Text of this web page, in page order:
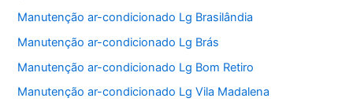
Manutenção ar-condicionado Lg Brasilândia
Manutenção ar-condicionado Lg Brás
Manutenção ar-condicionado Lg Bom Retiro
Manutenção ar-condicionado Lg Vila Madalena